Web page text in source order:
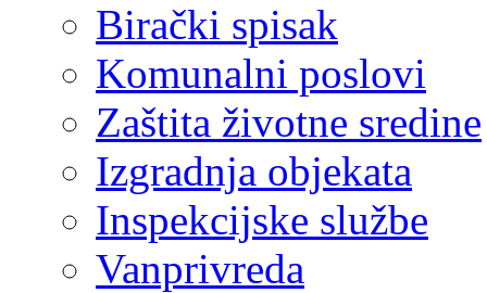
Birački spisak
Komunalni poslovi
Zaštita životne sredine
Izgradnja objekata
Inspekcijske službe
Vanprivreda